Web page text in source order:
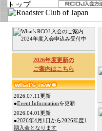
2026年度更新の
ご案内はこちら
2026.07.11更新
●Event Informationを更新
2026.04.01更新
●2026年4月1日から2026年度1
期入会となります